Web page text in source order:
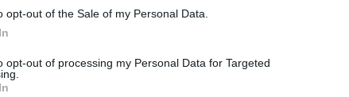
opt-out of the Sale of my Personal Data.
opt-out of processing my Personal Data for Targeted
quello che lei ha definito essere un
fosse solo un fotomontaggio